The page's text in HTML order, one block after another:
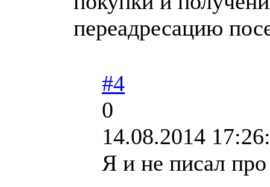
переадресацию
#4
0
14.08.2014
Я и не писал про